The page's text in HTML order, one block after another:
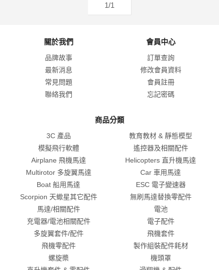
1/1
關於我們
品牌故事
最新消息
常見問題
聯絡我們
會員中心
訂單查詢
修改會員資料
會員註冊
忘記密碼
商品分類
3C 產品
教育教材 & 靜態模型
模擬飛行軟體
遙控器及相關配件
Airplane 飛機馬達
Helicopters 直升機馬達
Multirotor 多旋翼馬達
Car 車用馬達
Boat 船用馬達
ESC 電子變速器
Scorpion 天蠍星其它配件
無刷馬達替換零配件
馬達/相關配件
電池
充電器/電池相關配件
電子配件
多旋翼套件/配件
飛機套件
飛機零配件
製作組裝配件耗材
螺旋槳
機頭罩